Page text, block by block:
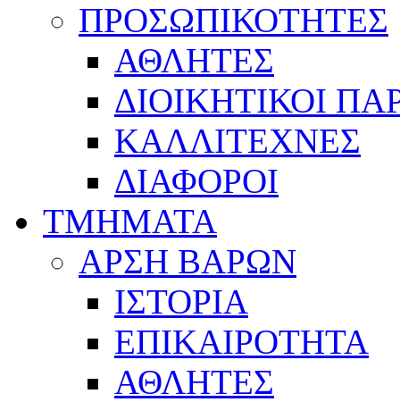
ΠΡΟΣΩΠΙΚΟΤΗΤΕΣ
ΑΘΛΗΤΕΣ
ΔΙΟΙΚΗΤΙΚΟΙ
ΚΑΛΛΙΤΕΧΝΕΣ
ΔΙΑΦΟΡΟΙ
ΤΜΗΜΑΤΑ
ΑΡΣΗ ΒΑΡΩΝ
ΙΣΤΟΡΙΑ
ΕΠΙΚΑΙΡΟΤΗΤΑ
ΑΘΛΗΤΕΣ